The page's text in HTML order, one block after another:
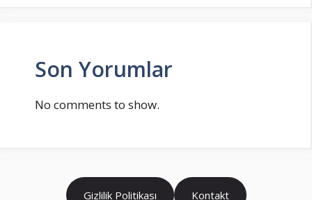
Son Yorumlar
No comments to show.
Gizlilik Politikası Kontakt